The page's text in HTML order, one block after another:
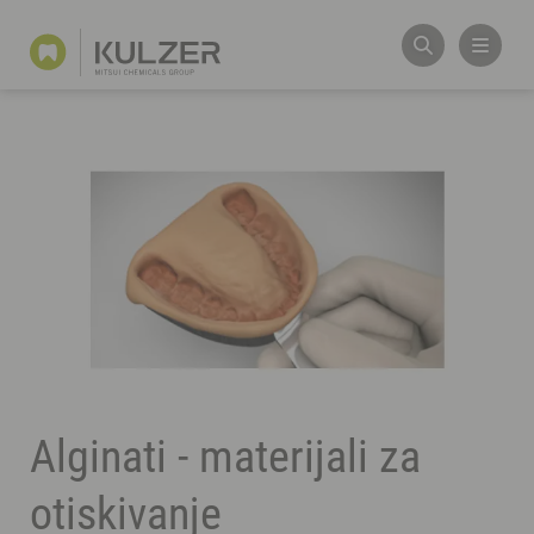
Alginati - materijali za
otiskivanje